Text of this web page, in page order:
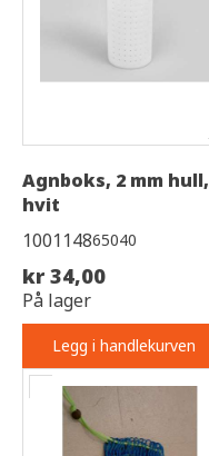
Agnboks, 2 mm hull,
hvit
100114865040
kr 34,00
På lager
Legg i handlekurven